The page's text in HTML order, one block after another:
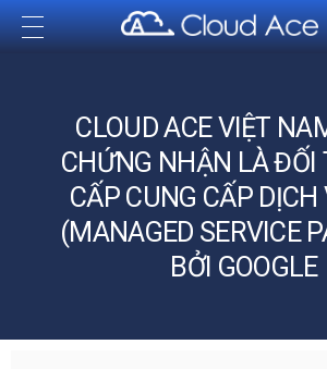
Cloud Ace
Nhà cung cấp giải pháp trên GCP cho doanh nghiệp
CLOUD ACE VIỆT
CHỨNG NHẬN LÀ ĐỐI
CẤP CUNG CẤP
(MANAGED SERVICE
BỞI GOOGLE